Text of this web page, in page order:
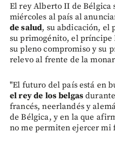
El rey Alberto II de Bélgica
miércoles al país al
de salud, su abdicación, el
su primogénito, el príncipe
su pleno compromiso y su
relevo al frente de la
"El futuro del país está en
el rey de los belgas
francés, neerlandés y
de Bélgica, y en la que
no me permiten ejercer mi